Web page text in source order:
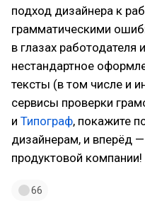
подход дизайнера к
грамматическими
в глазах работодателя
нестандартное
тексты (в том числе и
сервисы проверки
и Типограф, покажите
дизайнерам, и вперёд
продуктовой компании!
66